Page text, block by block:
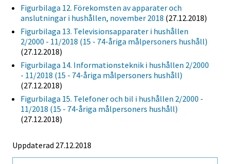
Figurbilaga 12. Förekomsten av apparater och
anslutningar i hushållen, november 2018 (27.12.2018)
Figurbilaga 13. Televisionsapparater i hushållen
2/2000 - 11/2018 (15 - 74-åriga målpersoners hushåll)
(27.12.2018)
Figurbilaga 14. Informationsteknik i hushållen 2/2000
- 11/2018 (15 - 74-åriga målpersoners hushåll)
(27.12.2018)
Figurbilaga 15. Telefoner och bil i hushållen 2/2000 -
11/2018 (15 - 74-åriga målpersoners hushåll)
(27.12.2018)
Uppdaterad 27.12.2018